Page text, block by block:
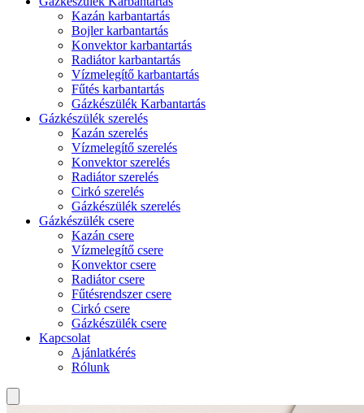
Kazán karbantartás
Bojler karbantartás
Konvektor karbantartás
Radiátor karbantartás
Vízmelegítő karbantartás
Fűtés karbantartás
Gázkészülék Karbantartás
Gázkészülék szerelés
Kazán szerelés
Vízmelegítő szerelés
Konvektor szerelés
Radiátor szerelés
Cirkó szerelés
Gázkészülék szerelés
Gázkészülék csere
Kazán csere
Vízmelegítő csere
Konvektor csere
Radiátor csere
Fűtésrendszer csere
Cirkó csere
Gázkészülék csere
Kapcsolat
Ajánlatkérés
Rólunk